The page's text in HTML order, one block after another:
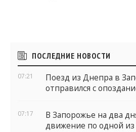
Боковые
виджеты
ПОСЛЕДНИЕ НОВОСТИ
07:21
Поезд из Днепра в
отправился с
07:17
В Запорожье на два
движение по одной из